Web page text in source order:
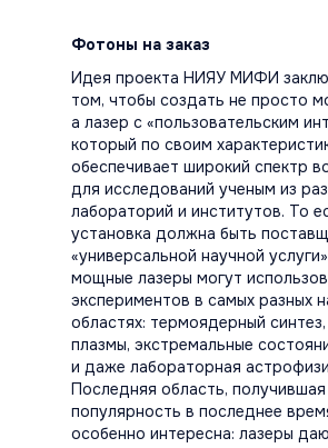
Фотоны на заказ
Идея проекта НИЯУ МИФИ
том, чтобы создать не просто
а лазер с «пользовательским
который по своим
обеспечивает широкий спектр
для исследований ученым из
лабораторий и институтов. То
установка должна быть
«универсальной научной
мощные лазеры могут
экспериментов в самых разных
областях: термоядерный
плазмы, экстремальные
и даже лабораторная
Последняя область, получившая
популярность в последнее
особенно интересна: лазеры